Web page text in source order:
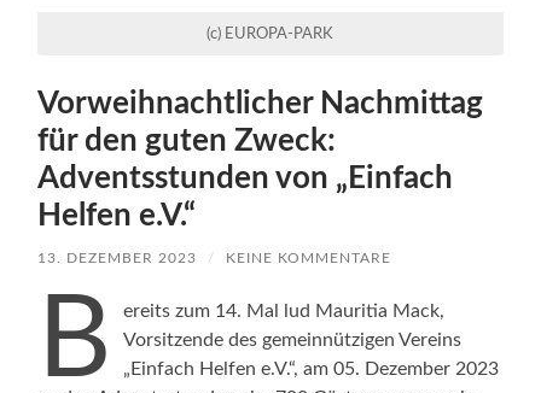
(c) EUROPA-PARK
Vorweihnachtlicher Nachmittag
für den guten Zweck:
Adventsstunden von „Einfach
Helfen e.V.“
13. DEZEMBER 2023 / KEINE KOMMENTARE
B
ereits zum 14. Mal lud Mauritia Mack,
Vorsitzende des gemeinnützigen Vereins
„Einfach Helfen e.V.“, am 05. Dezember 2023